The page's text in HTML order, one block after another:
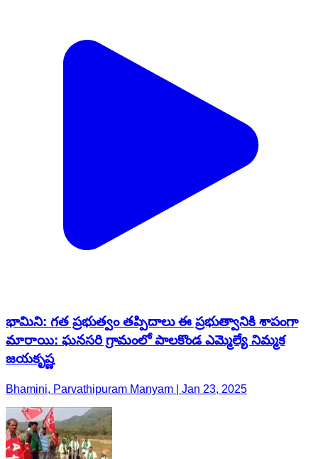
భామిని: గత ప్రభుత్వం తప్పిదాలు ఈ ప్రభుత్వానికి శాపంగా
మారాయి: ఘనసరి గ్రామంలో పాలకొండ ఎమ్మెల్యే నిమ్మక
జయకృష్ణ
Bhamini, Parvathipuram Manyam | Jan 23, 2025